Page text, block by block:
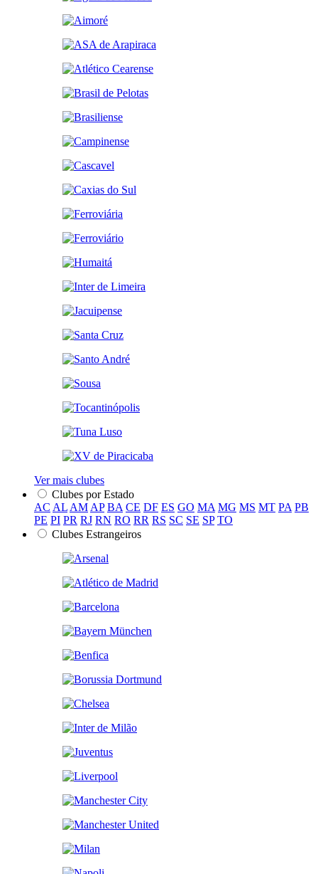
Ver mais clubes
Clubes por Estado
AC AL AM AP BA CE DF ES GO MA MG MS MT PA PB
PE PI PR RJ RN RO RR RS SC SE SP TO
Clubes Estrangeiros